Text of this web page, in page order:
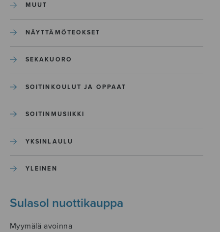
MUUT
NÄYTTÄMÖTEOKSET
SEKAKUORO
SOITINKOULUT JA OPPAAT
SOITINMUSIIKKI
YKSINLAULU
YLEINEN
Sulasol nuottikauppa
Myymälä avoinna